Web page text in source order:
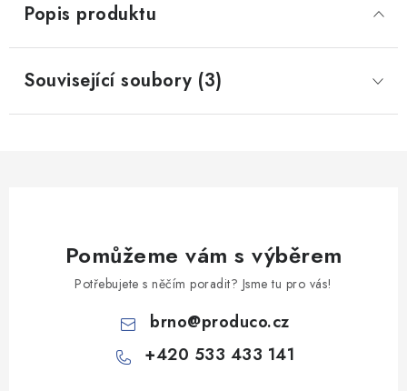
Popis produktu
Související soubory (3)
Pomůžeme vám s výběrem
Potřebujete s něčím poradit? Jsme tu pro vás!
brno@produco.cz
+420 533 433 141